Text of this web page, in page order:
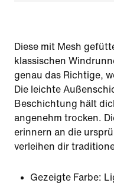
Diese mit Mesh
klassischen
genau das Richtige,
Die leichte
Beschichtung hält
angenehm trocken.
erinnern an die
verleihen dir
Gezeigte Farbe: